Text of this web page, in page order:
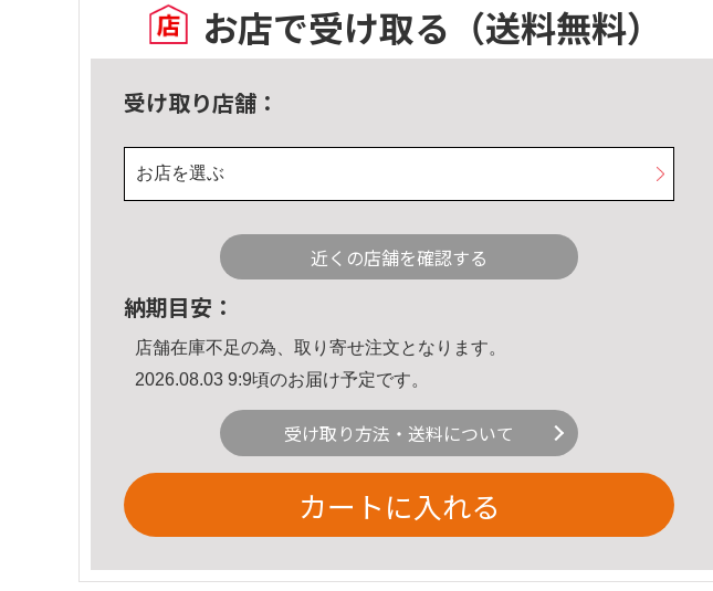
お店で受け取る （送料無料）
受け取り店舗：
お店を選ぶ
近くの店舗を確認する
納期目安：
店舗在庫不足の為、取り寄せ注文となります。
2026.08.03 9:9頃のお届け予定です。
受け取り方法・送料について
カートに入れる